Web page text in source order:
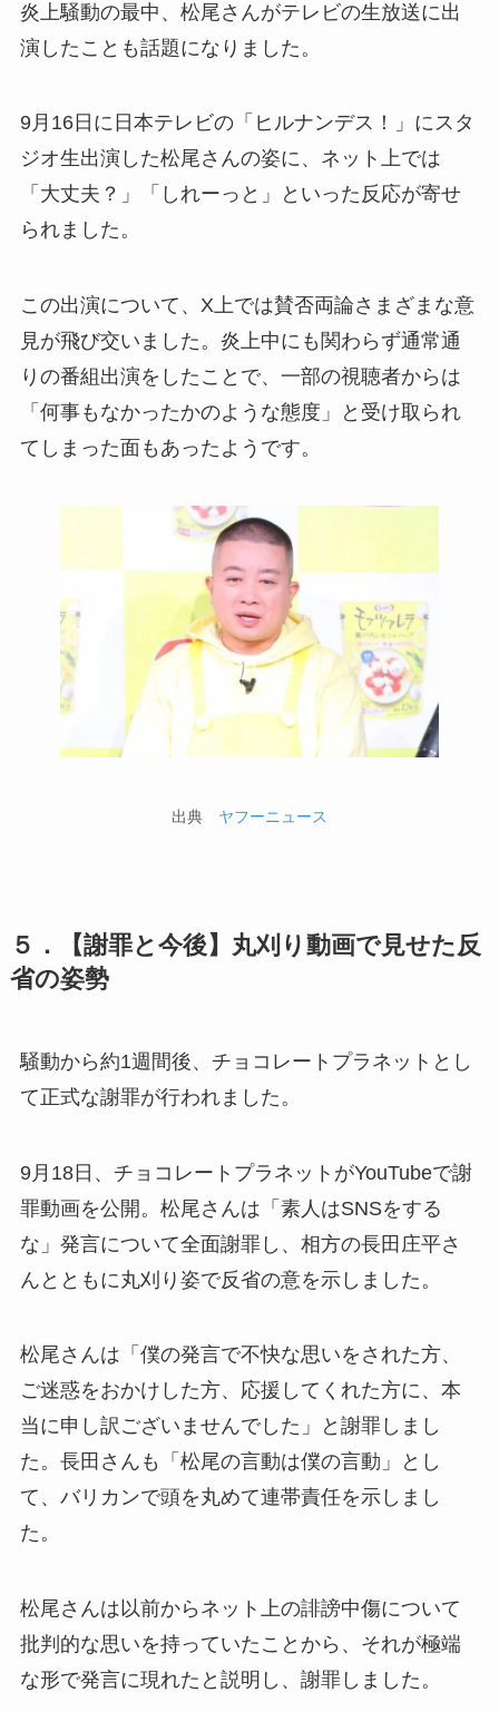
炎上騒動の最中、松尾さんがテレビの生放送に出
演したことも話題になりました。
9月16日に日本テレビの「ヒルナンデス！」にスタ
ジオ生出演した松尾さんの姿に、ネット上では
「大丈夫？」「しれーっと」といった反応が寄せ
られました。
この出演について、X上では賛否両論さまざまな意
見が飛び交いました。炎上中にも関わらず通常通
りの番組出演をしたことで、一部の視聴者からは
「何事もなかったかのような態度」と受け取られ
てしまった面もあったようです。
出典 ヤフーニュース
５．【謝罪と今後】丸刈り動画で見せた反
省の姿勢
騒動から約1週間後、チョコレートプラネットとし
て正式な謝罪が行われました。
9月18日、チョコレートプラネットがYouTubeで謝
罪動画を公開。松尾さんは「素人はSNSをする
な」発言について全面謝罪し、相方の長田庄平さ
んとともに丸刈り姿で反省の意を示しました。
松尾さんは「僕の発言で不快な思いをされた方、
ご迷惑をおかけした方、応援してくれた方に、本
当に申し訳ございませんでした」と謝罪しまし
た。長田さんも「松尾の言動は僕の言動」とし
て、バリカンで頭を丸めて連帯責任を示しまし
た。
松尾さんは以前からネット上の誹謗中傷について
批判的な思いを持っていたことから、それが極端
な形で発言に現れたと説明し、謝罪しました。